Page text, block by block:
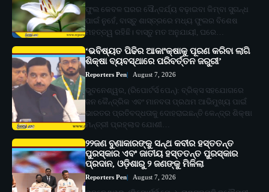
ଫୁଲ କେବଳ ଘରର ସୌନ୍ଦର୍ଯ୍ୟ ବଢ଼ାଇବା କିମ୍ବା ସୁଗନ୍ଧ
ପାଇଁ ନୁହେଁ, ବାସ୍ତୁ ଶାସ୍ତ୍ରରେ ମଧ୍ୟ ଫୁଲର ବିଶେଷ
ମହତ୍ତ୍ୱ ରହିଛି। ବାସ୍ତୁ ମତ ଅନୁଯାୟୀ, ଘରେ…
‘ଭବିଷ୍ୟତ ପିଢିର ଆକାଂକ୍ଷାକୁ ପୂରଣ କରିବା ଲାଗି
ଶିକ୍ଷା ବ୍ୟବସ୍ଥାରେ ପରିବର୍ତ୍ତନ ଜରୁରୀ’
Reporters Pen August 7, 2026
ଭୁବନେଶ୍ୱର, (ରିପୋର୍ଟର୍ସ ପେନ୍‌): ବ୍ରିକ୍ସ ସହଯୋଗରେ
ଜନ କୈନ୍ଦ୍ରିକ ଏବଂ ମାନବତା ପ୍ରଥମ ଆଭିମୁଖ୍ୟ ପାଇଁ
ଭାରତର ପ୍ରତିବଦ୍ଧତାକୁ ଦୋହରାଇଛନ୍ତି କେନ୍ଦ୍ର ଶିକ୍ଷା
ମନ୍ତ୍ରୀ ପ୍ରହ୍ଲାଦ ଯୋଶୀ…
୨୨ଜଣ ବୁଣାକାରଙ୍କୁ ସନ୍ଥ କବୀର ହସ୍ତତନ୍ତ
ପୁରସ୍କାର ଏବଂ ଜାତୀୟ ହସ୍ତତନ୍ତ ପୁରସ୍କାର
ପ୍ରଦାନ, ଓଡ଼ିଶାରୁ ୨ ଜଣଙ୍କୁ ମିଳିଲା
Reporters Pen August 7, 2026